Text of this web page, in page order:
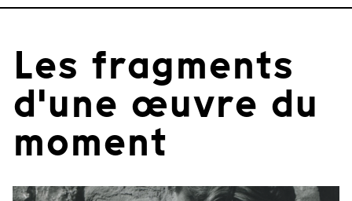
Les fragments
d'une œuvre du
moment